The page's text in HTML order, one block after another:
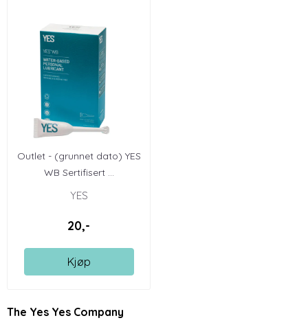
Outlet - (grunnet dato) YES
WB Sertifisert ...
YES
20,-
Kjøp
The Yes Yes Company